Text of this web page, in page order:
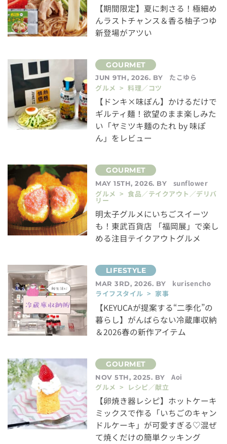
【期間限定】夏に刺さる！極細め
んラストチャンス＆香る柚子つゆ
新登場がアツい
JUN 9TH, 2026. BY
たこゆら
グルメ > 料理／コツ
【ドンキ×味ぽん】かけるだけで
ギルティ麺！欲望のまま楽しみた
い「ヤミツキ麺のたれ by 味ぽ
ん」をレビュー
MAY 15TH, 2026. BY
sunflower
グルメ > 食品／テイクアウト／デリバ
リー
明太子グルメにいちごスイーツ
も！東武百貨店 「福岡展」で楽し
める注目テイクアウトグルメ
MAR 3RD, 2026. BY
kurisencho
ライフスタイル > 家事
【KEYUCAが提案する“二季化”の
暮らし】がんばらない冷蔵庫収納
＆2026春の新作アイテム
NOV 5TH, 2025. BY
Aoi
グルメ > レシピ／献立
【卵焼き器レシピ】ホットケーキ
ミックスで作る「いちごのキャン
ドルケーキ」が可愛すぎる♡混ぜ
て焼くだけの簡単クッキング